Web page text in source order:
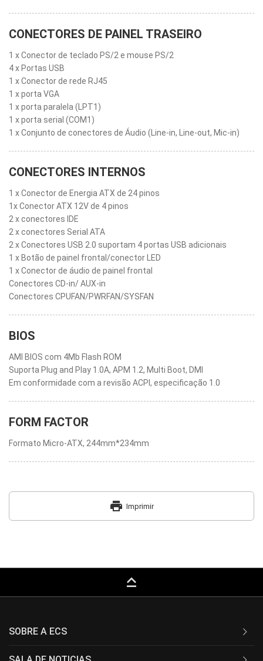
CONECTORES DE PAINEL TRASEIRO
1 x Conector de teclado PS/2 e mouse PS/2
4 x Portas USB
1 x Conector de rede RJ45
1 x porta VGA
1 x porta paralela (LPT1)
1 x porta serial (COM1)
1 x Conjunto de conectores de Áudio (Line-in, Line-out, Mic-in)
CONECTORES INTERNOS
1 x Conector de Energia ATX de 24 pinos
1x Conector ATX 12V de 4 pinos
2 x conectores IDE
2 x conectores Serial ATA
2 x Conectores USB 2.0 suportam 4 portas USB adicionais
1 x Botão de painel frontal/conector LED
1 x Conector de áudio de painel frontal
Conectores CD-in/ AUX-in
Conectores CPUFAN/PWRFAN/SYSFAN
BIOS
AMI BIOS com 4Mb Flash ROM
Suporta Plug and Play 1.0A, APM 1.2, Multi Boot, DMI
Em conformidade com a revisão ACPI, especificação 1.0
FORM FACTOR
Formato Micro-ATX, 244mm*234mm
print Imprimir
keyboard_capslock
SOBRE A ECS